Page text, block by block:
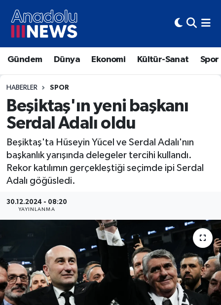
Gündem Dünya Ekonomi Kültür-Sanat Spor
HABERLER SPOR
Beşiktaş'ın yeni başkanı
Serdal Adalı oldu
Beşiktaş'ta Hüseyin Yücel ve Serdal Adalı'nın
başkanlık yarışında delegeler tercihi kullandı.
Rekor katılımın gerçekleştiği seçimde ipi Serdal
Adalı göğüsledi.
30.12.2024 - 08:20
YAYINLANMA
Hava Durumu
Trafik Durumu
Süper Lig Puan Durumu ve Fikstür
Tüm Manşetler
Son Dakika Haberleri
Haber Arşivi